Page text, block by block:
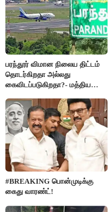
பரந்தூர் விமான நிலைய திட்டம்
தொடர்கிறதா அல்லது
கைவிடப்படுகிறதா?- மத்திய
#BREAKING பொன்முடிக்கு
கைது வாரண்ட்!